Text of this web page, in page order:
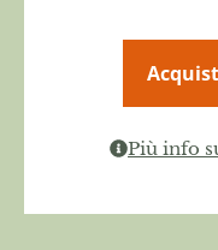
Più info